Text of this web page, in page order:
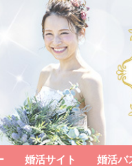
婚活サイト 婚活バ